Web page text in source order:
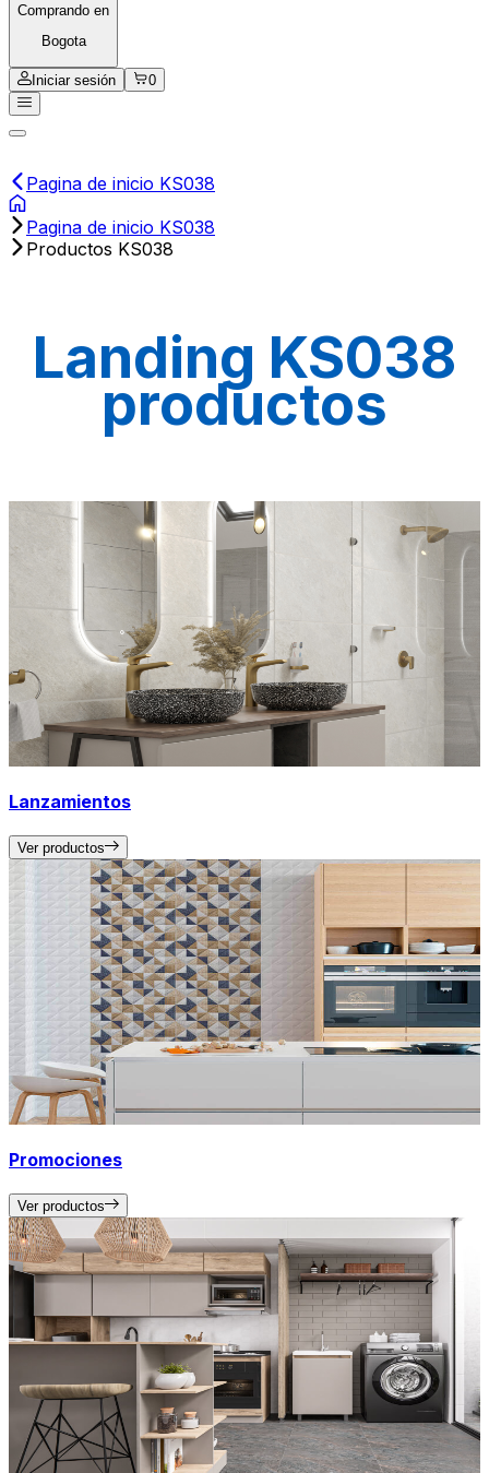
Comprando en
Bogota
Iniciar sesión 0
Pagina de inicio KS038
Pagina de inicio KS038
Productos KS038
Landing KS038
productos
Lanzamientos
Ver productos
Promociones
Ver productos